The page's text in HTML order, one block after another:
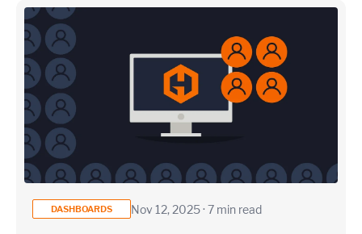
DASHBOARDS Nov 12, 2025 · 7 min read